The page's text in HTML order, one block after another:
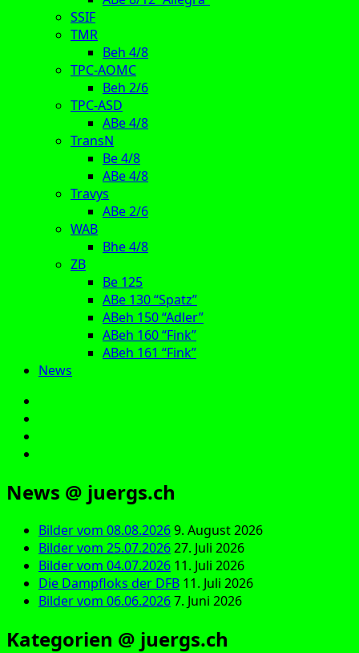
SSIF
TMR
Beh 4/8
TPC-AOMC
Beh 2/6
TPC-ASD
ABe 4/8
TransN
Be 4/8
ABe 4/8
Travys
ABe 2/6
WAB
Bhe 4/8
ZB
Be 125
ABe 130 “Spatz”
ABeh 150 “Adler”
ABeh 160 “Fink”
ABeh 161 “Fink”
News
News @ juergs.ch
Bilder vom 08.08.20269. August 2026
Bilder vom 25.07.202627. Juli 2026
Bilder vom 04.07.2026 11. Juli 2026
Die Dampfloks der DFB 11. Juli 2026
Bilder vom 06.06.20267. Juni 2026
Kategorien @ juergs.ch